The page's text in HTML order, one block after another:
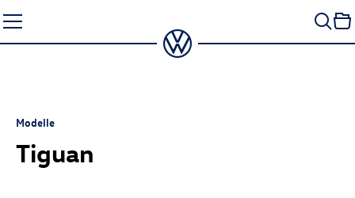
Seiteninhalt
springen
Modelle
Tiguan